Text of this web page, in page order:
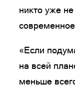
никто уже
«Если
на всей
меньше